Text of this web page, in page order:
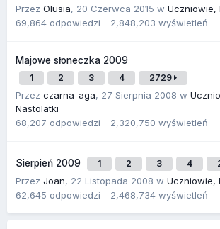
Przez Olusia, 20 Czerwca 2015 w Uczniowie,
69,864 odpowiedzi 2,848,203 wyświetleń
Majowe słoneczka 2009
1 2 3 4 2729
Przez czarna_aga, 27 Sierpnia 2008 w
Nastolatki
68,207 odpowiedzi 2,320,750 wyświetleń
Sierpień 2009 1 2 3 4
Przez Joan, 22 Listopada 2008 w Uczniowie,
62,645 odpowiedzi 2,468,734 wyświetleń